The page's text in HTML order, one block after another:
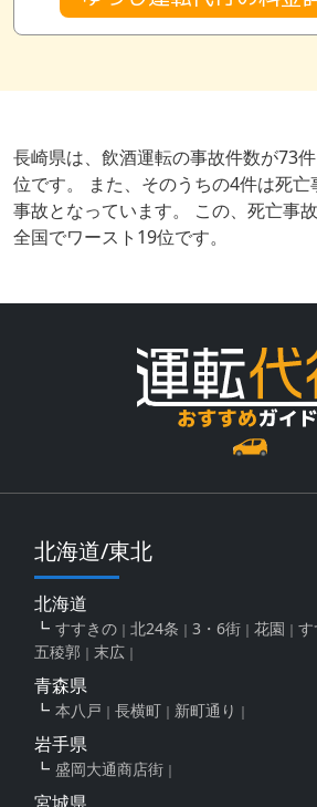
長崎県は、飲酒運転の事故件数が73
位です。 また、そのうちの4件は死
事故となっています。 この、死亡事
全国でワースト19位です。
北海道/東北
北海道
すすきの 北24条 3・6街 花園 す
五稜郭
末広
青森県
本八戸 長横町 新町通り
岩手県
盛岡大通商店街